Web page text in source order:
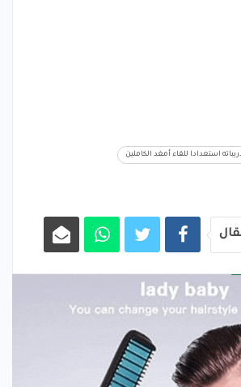
استعدادا للقاء أمغد الكاملين